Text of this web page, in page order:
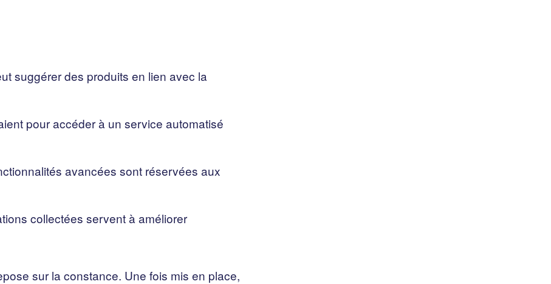
suggérer des produits en lien avec la
pour accéder à un service automatisé
avancées sont réservées aux
collectées servent à améliorer
sur la constance. Une fois mis en place,